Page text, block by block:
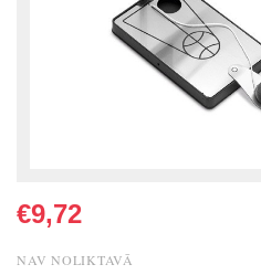
€9,72
NAV NOLIKTAVĀ